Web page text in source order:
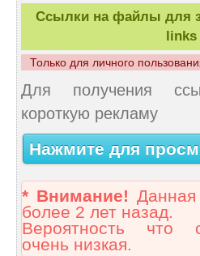
Ссылки на файлы для
links
Только для личного
Для получения
короткую рекламу
Нажмите для
* Внимание! Данная
более 2 лет назад.
Вероятность что
очень низкая.